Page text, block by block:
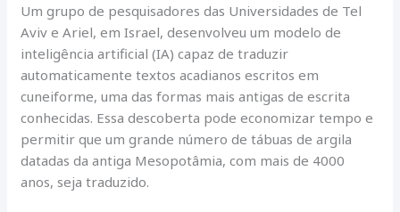
Um grupo de pesquisadores das Universidades de Tel
Aviv e Ariel, em Israel, desenvolveu um modelo de
inteligência artificial (IA) capaz de traduzir
automaticamente textos acadianos escritos em
cuneiforme, uma das formas mais antigas de escrita
conhecidas. Essa descoberta pode economizar tempo e
permitir que um grande número de tábuas de argila
datadas da antiga Mesopotâmia, com mais de 4000
anos, seja traduzido.